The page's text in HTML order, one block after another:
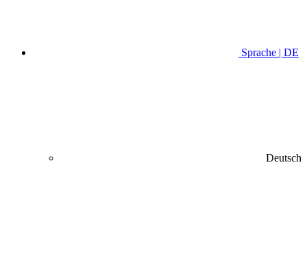
Sprache | DE
Deutsch